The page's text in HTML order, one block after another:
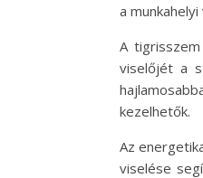
a
A
viselőjét a
kezelhetők.
Az
viselése